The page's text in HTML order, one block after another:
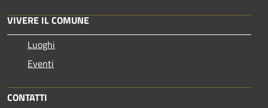
VIVERE IL COMUNE
Luoghi
Eventi
CONTATTI